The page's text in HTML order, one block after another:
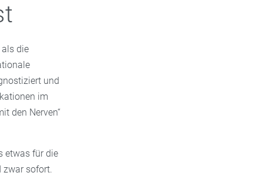
die
und
im
den Nerven“
etwas für die
zwar sofort.